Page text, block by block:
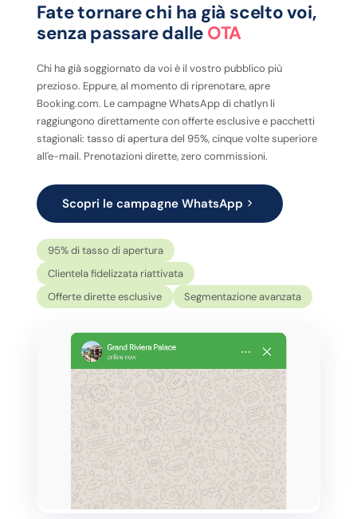
Fate tornare chi ha già scelto voi,
senza passare dalle OTA
Chi ha già soggiornato da voi è il vostro pubblico più
prezioso. Eppure, al momento di riprenotare, apre
Booking.com. Le campagne WhatsApp di chatlyn li
raggiungono direttamente con offerte esclusive e pacchetti
stagionali: tasso di apertura del 95%, cinque volte superiore
all'e-mail. Prenotazioni dirette, zero commissioni.
Scopri le campagne WhatsApp
95% di tasso di apertura
Clientela fidelizzata riattivata
Offerte dirette esclusive
Segmentazione avanzata